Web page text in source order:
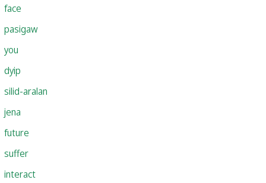
face
pasigaw
you
dyip
silid-aralan
jena
future
suffer
interact